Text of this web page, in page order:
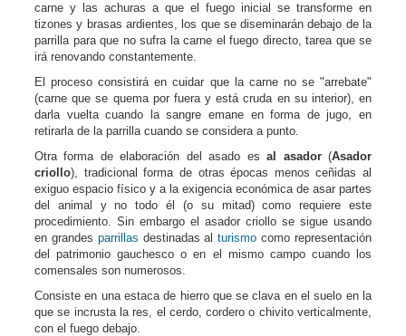
carne y las achuras a que el fuego inicial se transforme en
tizones y brasas ardientes, los que se diseminarán debajo de la
parrilla para que no sufra la carne el fuego directo, tarea que se
irá renovando constantemente.
El proceso consistirá en cuidar que la carne no se "arrebate"
(carne que se quema por fuera y está cruda en su interior), en
darla vuelta cuando la sangre emane en forma de jugo, en
retirarla de la parrilla cuando se considera a punto.
Otra forma de elaboración del asado esal asador(Asador
criollo), tradicional forma de otras épocas menos ceñidas al
exiguo espacio físico y a la exigencia económica de asar partes
del animal y no todo él (o su mitad) como requiere este
procedimiento. Sin embargo el asador criollo se sigue usando
en grandes parrillas destinadas alturismo como representación
del patrimonio gauchesco o en el mismo campo cuando los
comensales son numerosos.
Consiste en una estaca de hierro que se clava en el suelo en la
que se incrusta la res, el cerdo, cordero o chivito verticalmente,
con el fuego debajo.